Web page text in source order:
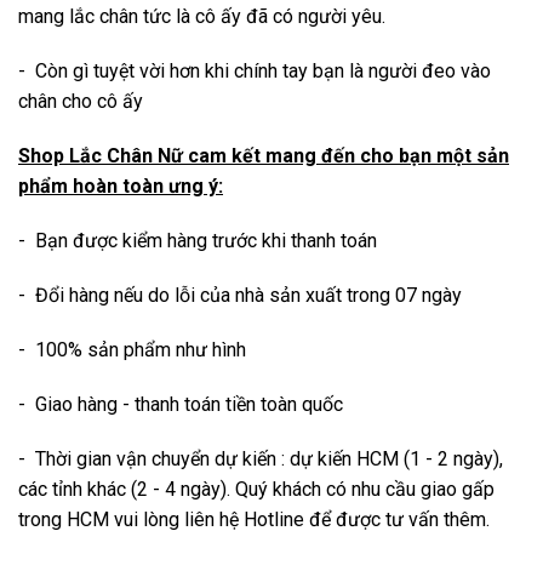
mang lắc chân tức là cô ấy đã có người yêu.
- Còn gì tuyệt vời hơn khi chính tay bạn là người đeo vào
chân cho cô ấy
Shop Lắc Chân Nữ cam kết mang đến cho bạn một sản
phẩm hoàn toàn ưng ý:
- Bạn được kiểm hàng trước khi thanh toán
- Đổi hàng nếu do lỗi của nhà sản xuất trong 07 ngày
- 100% sản phẩm như hình
- Giao hàng - thanh toán tiền toàn quốc
- Thời gian vận chuyển dự kiến : dự kiến HCM (1 - 2 ngày),
các tỉnh khác (2 - 4 ngày). Quý khách có nhu cầu giao gấp
trong HCM vui lòng liên hệ Hotline để được tư vấn thêm.